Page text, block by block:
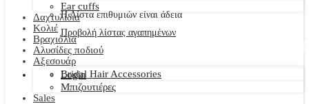
Η Λίστα επιθυμιών είναι άδεια
Προβολή λίστας αγαπημένων
Login
Ear cuffs
Δαχτυλίδια
Κολιέ
Βραχιόλια
Αλυσίδες ποδιού
Αξεσουάρ
Bridal Hair Accessories
Μπιζουτιέρες
Sales